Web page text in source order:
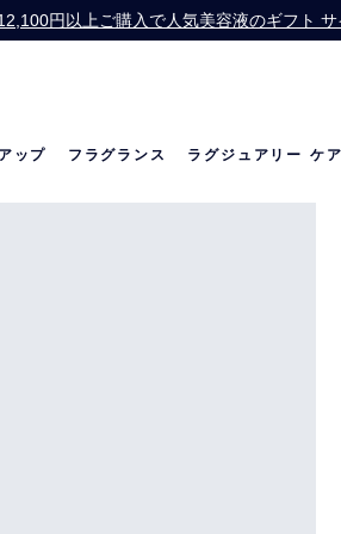
価格改定のお知らせ
を税込22,000円以上ご購入で、人気スキ
円以上ご購入で人気美容液のギフト
お会計にPayPayをご利用いただけるように
ップ フラグランス ラグジュアリー ケア